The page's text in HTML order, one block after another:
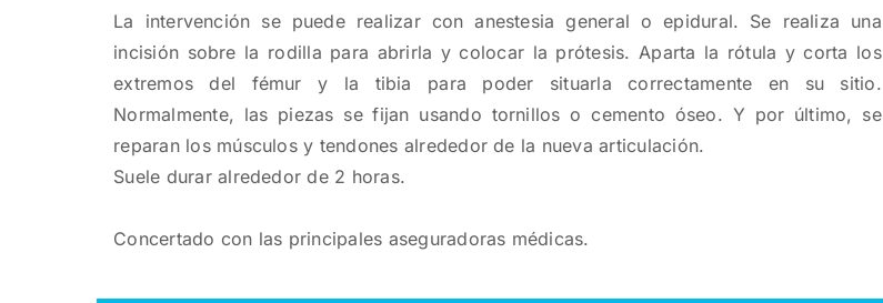
La intervención se puede realizar con anestesia general o epidural. Se realiza una
incisión sobre la rodilla para abrirla y colocar la prótesis. Aparta la rótula y corta los
extremos del fémur y la tibia para poder situarla correctamente en su sitio.
Normalmente, las piezas se fijan usando tornillos o cemento óseo. Y por último, se
reparan los músculos y tendones alrededor de la nueva articulación.
Suele durar alrededor de 2 horas.
Concertado con las principales aseguradoras médicas.